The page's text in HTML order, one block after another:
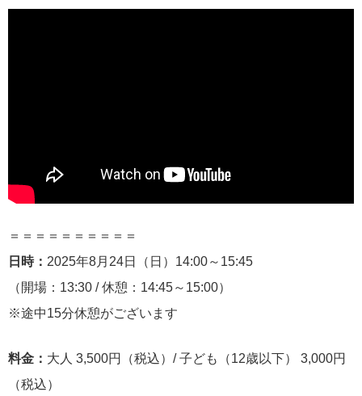
＝＝＝＝＝＝＝＝＝＝
日時： 2025年8月24日（日）14:00～15:45
（開場：13:30 / 休憩：14:45～15:00）
※途中15分休憩がございます
料金： 大人 3,500円（税込）/ 子ども（12歳以下） 3,000円
（税込）